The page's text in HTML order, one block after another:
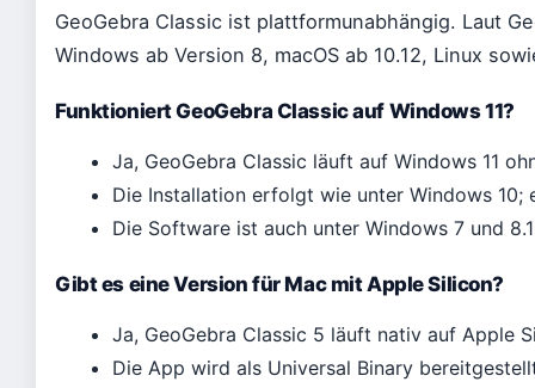
GeoGebra Classic ist plattformunabhängig. Laut
Windows ab Version 8, macOS ab 10.12, Linux
Funktioniert GeoGebra Classic auf Windows 11?
Ja, GeoGebra Classic läuft auf Windows 11
Die Installation erfolgt wie unter Windows 10;
Die Software ist auch unter Windows 7 und
Gibt es eine Version für Mac mit Apple Silicon?
Ja, GeoGebra Classic 5 läuft nativ auf Apple
Die App wird als Universal Binary